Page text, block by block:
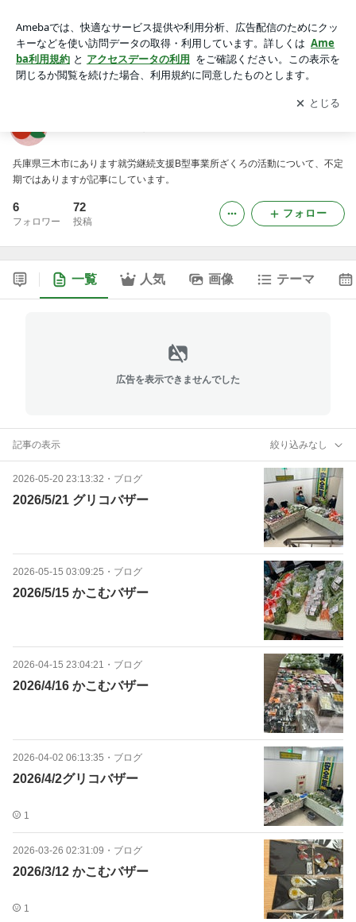
アプリをダウンロードして ブログの更新通知
を受け取りまし
ょう。
開く
兵庫県三木市にあります就労継続支援B型事業所ざくろの活動について、不定
期ではありますが記事にしています。
6
フォロワー
72
投稿
フォロー
一覧 人気 画像 テーマ
広告を表示できませんでした
記事の表示 絞り込みなし
2026-05-20 23:13:32 ・ ブログ
2026/5/21 グリコバザー
2026-05-15 03:09:25 ・ ブログ
2026/5/15 かこむバザー
2026-04-15 23:04:21 ・ ブログ
2026/4/16 かこむバザー
2026-04-02 06:13:35 ・ ブログ
2026/4/2グリコバザー
1
2026-03-26 02:31:09 ・ ブログ
2026/3/12 かこむバザー
1